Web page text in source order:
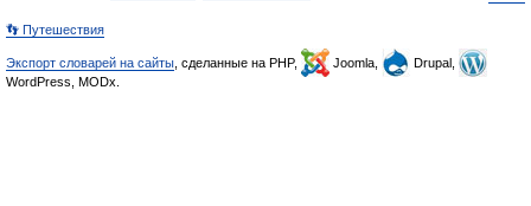
👣 Путешествия
Экспорт словарей на сайты , сделанные на PHP, Joomla,
Drupal,
WordPress, MODx.